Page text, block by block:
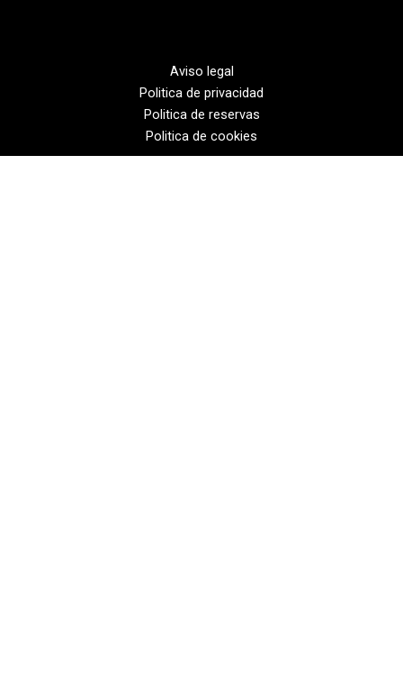
Aviso legal
Politica de privacidad
Politica de reservas
Politica de cookies